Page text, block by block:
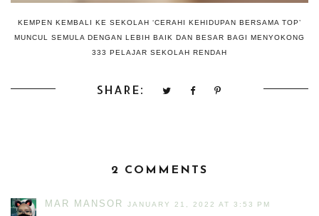
KEMPEN KEMBALI KE SEKOLAH ‘CERAHI KEHIDUPAN BERSAMA TOP’
MUNCUL SEMULA DENGAN LEBIH BAIK DAN BESAR BAGI MENYOKONG
333 PELAJAR SEKOLAH RENDAH
SHARE:
2 COMMENTS
MAR MANSOR JANUARY 21, 2022 AT 3:53 PM